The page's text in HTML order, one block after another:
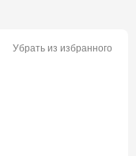
Убрать из избранного